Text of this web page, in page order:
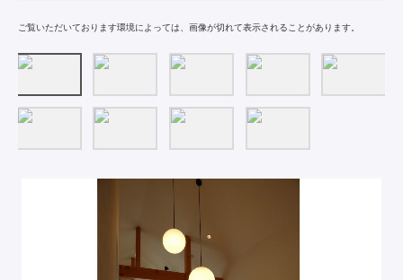
ご覧いただいております環境によっては、画像が切れて表示されることがあります。